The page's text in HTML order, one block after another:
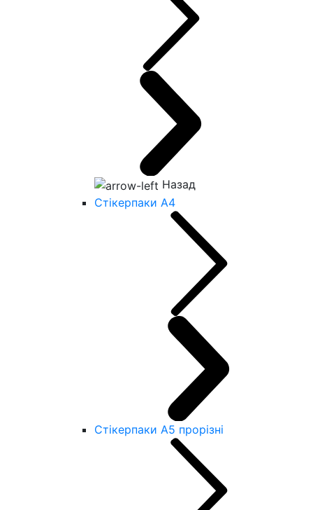
Назад
Стікерпаки А4
Стікерпаки А5 прорізні